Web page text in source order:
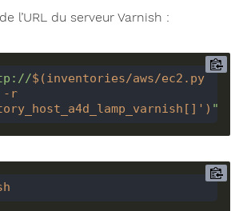
l’URL du serveur Varnish :
$(inventories/aws/ec2.py
--list | jq -r
) "